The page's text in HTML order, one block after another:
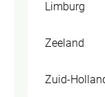
Limburg
Zeeland
Zuid-